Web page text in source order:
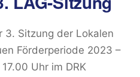
3. Sitzung der Lokalen
Förderperiode 2023 –
Uhr im DRK